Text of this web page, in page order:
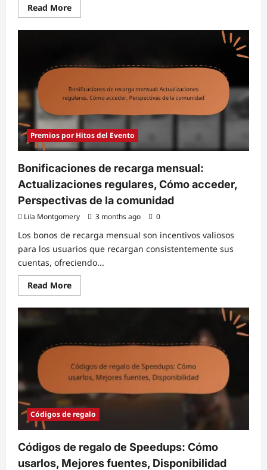
Read MoreRead
more
Nuevos
Adiciones
canjear,
Comentarios
los
jugadores
Premios por Hitos del Evento
Bonificaciones de recarga mensual:
Actualizaciones regulares, Cómo acceder,
Perspectivas de la comunidad
Lila Montgomery 3 months ago 0
Los bonos de recarga mensual son incentivos valiosos
para los usuarios que recargan consistentemente sus
cuentas, ofreciendo...
Read MoreRead
more
Bonificaciones
Actualizaciones
acceder,
Perspectivas
la
Códigos de regalo
Códigos de regalo de Speedups: Cómo
usarlos, Mejores fuentes, Disponibilidad